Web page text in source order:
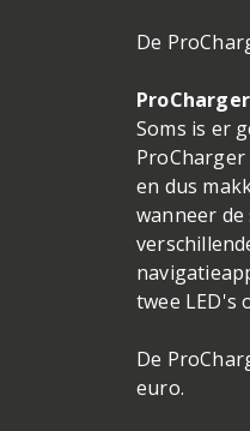
De
Soms is er
en dus
wanneer
twee LED's
De
euro.